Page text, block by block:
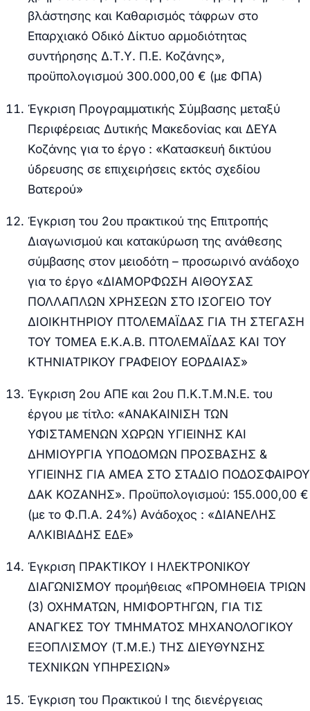
βλάστησης και Καθαρισμός τάφρων στο
Επαρχιακό Οδικό Δίκτυο αρμοδιότητας
συντήρησης Δ.Τ.Υ. Π.Ε. Κοζάνης»,
προϋπολογισμού 300.000,00 € (με ΦΠΑ)
Έγκριση Προγραμματικής Σύμβασης μεταξύ
Περιφέρειας Δυτικής Μακεδονίας και ΔΕΥΑ
Κοζάνης για το έργο : «Κατασκευή δικτύου
ύδρευσης σε επιχειρήσεις εκτός σχεδίου
Βατερού»
Έγκριση του 2ου πρακτικού της Επιτροπής
Διαγωνισμού και κατακύρωση της ανάθεσης
σύμβασης στον μειοδότη – προσωρινό ανάδοχο
για το έργο «ΔΙΑΜΟΡΦΩΣΗ ΑΙΘΟΥΣΑΣ
ΠΟΛΛΑΠΛΩΝ ΧΡΗΣΕΩΝ ΣΤΟ ΙΣΟΓΕΙΟ ΤΟΥ
ΔΙΟΙΚΗΤΗΡΙΟΥ ΠΤΟΛΕΜΑΪΔΑΣ ΓΙΑ ΤΗ ΣΤΕΓΑΣΗ
ΤΟΥ ΤΟΜΕΑ Ε.Κ.Α.Β. ΠΤΟΛΕΜΑΪΔΑΣ ΚΑΙ ΤΟΥ
ΚΤΗΝΙΑΤΡΙΚΟΥ ΓΡΑΦΕΙΟΥ ΕΟΡΔΑΙΑΣ»
Έγκριση 2ου ΑΠΕ και 2ου Π.Κ.Τ.Μ.Ν.Ε. του
έργου με τίτλο: «ΑΝΑΚΑΙΝΙΣΗ ΤΩΝ
ΥΦΙΣΤΑΜΕΝΩΝ ΧΩΡΩΝ ΥΓΙΕΙΝΗΣ ΚΑΙ
ΔΗΜΙΟΥΡΓΙΑ ΥΠΟΔΟΜΩΝ ΠΡΟΣΒΑΣΗΣ &
ΥΓΙΕΙΝΗΣ ΓΙΑ ΑΜΕΑ ΣΤΟ ΣΤΑΔΙΟ ΠΟΔΟΣΦΑΙΡΟΥ
ΔΑΚ ΚΟΖΑΝΗΣ». Προϋπολογισμού: 155.000,00 €
(με το Φ.Π.Α. 24%) Ανάδοχος : «ΔΙΑΝΕΛΗΣ
ΑΛΚΙΒΙΑΔΗΣ ΕΔΕ»
Έγκριση ΠΡΑΚΤΙΚΟΥ Ι ΗΛΕΚΤΡΟΝΙΚΟΥ
ΔΙΑΓΩΝΙΣΜΟΥ προμήθειας «ΠΡΟΜΗΘΕΙΑ ΤΡΙΩΝ
(3) ΟΧΗΜΑΤΩΝ, ΗΜΙΦΟΡΤΗΓΩΝ, ΓΙΑ ΤΙΣ
ΑΝΑΓΚΕΣ ΤΟΥ ΤΜΗΜΑΤΟΣ ΜΗΧΑΝΟΛΟΓΙΚΟΥ
ΕΞΟΠΛΙΣΜΟΥ (Τ.Μ.Ε.) ΤΗΣ ΔΙΕΥΘΥΝΣΗΣ
ΤΕΧΝΙΚΩΝ ΥΠΗΡΕΣΙΩΝ»
Έγκριση του Πρακτικού Ι της διενέργειας